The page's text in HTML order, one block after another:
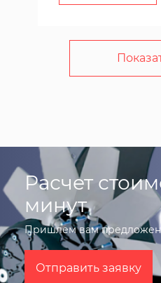
Расчет
минут
Пришлем вам
Отправить заявку